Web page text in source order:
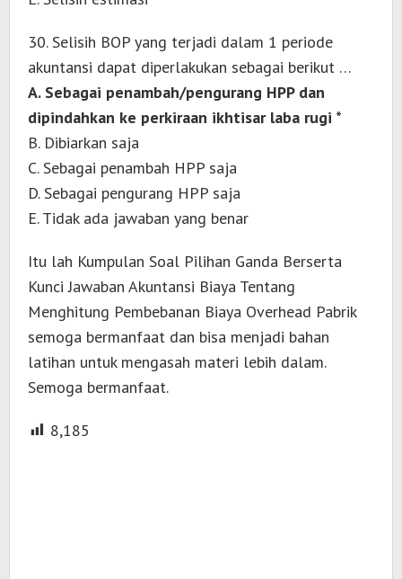
30. Selisih BOP yang terjadi dalam 1 periode
akuntansi dapat diperlakukan sebagai berikut …
A. Sebagai penambah/pengurang HPP dan
dipindahkan ke perkiraan ikhtisar laba rugi *
B. Dibiarkan saja
C. Sebagai penambah HPP saja
D. Sebagai pengurang HPP saja
E. Tidak ada jawaban yang benar
Itu lah Kumpulan Soal Pilihan Ganda Berserta
Kunci Jawaban Akuntansi Biaya Tentang
Menghitung Pembebanan Biaya Overhead Pabrik
semoga bermanfaat dan bisa menjadi bahan
latihan untuk mengasah materi lebih dalam.
Semoga bermanfaat.
8,185